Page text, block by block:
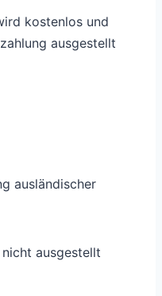
kostenlos und
ausgestellt
ausländischer
ausgestellt